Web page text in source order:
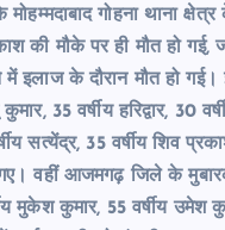
गोहना थाना
की मौके पर ही मौत हो गई,
में इलाज के दौरान मौत हो
35 वर्षीय हरिद्वार, 30
सत्येंद्र, 35 वर्षीय शिव
गए। वहीं आजमगढ़ जिले के
मुकेश कुमार, 55 वर्षीय उमेश